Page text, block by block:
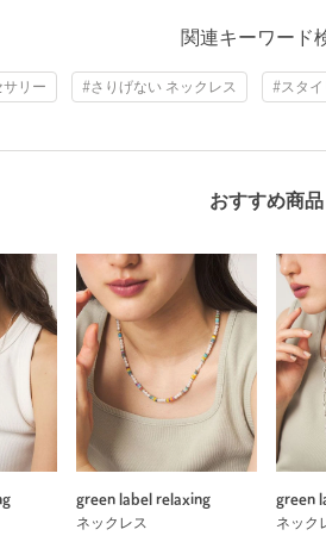
関連キーワード
リー #さりげない ネックレス #スタイ
おすすめ商品
green label relaxing
ネックレス
green
ネック